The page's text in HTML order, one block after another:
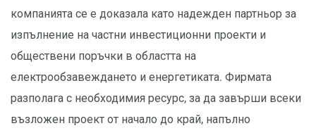
компанията се е доказала като надежден партньор за
изпълнение на частни инвестиционни проекти и
обществени поръчки в областта на
електрообзавеждането и енергетиката. Фирмата
разполага с необходимия ресурс, за да завърши всеки
възложен проект от начало до край, напълно